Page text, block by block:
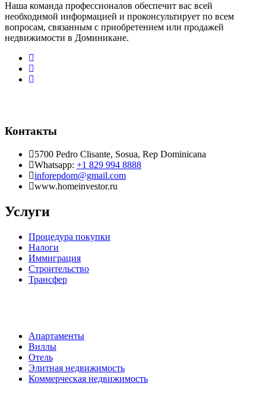
Наша команда профессионалов обеспечит вас всей
необходимой информацией и проконсультирует по всем
вопросам, связанным с приобретением или продажей
недвижимости в Доминикане.
Контакты
5700 Pedro Clisante, Sosua, Rep Dominicana
Whatsapp: +1 829 994 8888
inforepdom@gmail.com
www.homeinvestor.ru
Услуги
Процедура покупки
Налоги
Иммиграция
Строительство
Трансфер
Апартаменты
Виллы
Отель
Элитная недвижимость
Коммерческая недвижимость